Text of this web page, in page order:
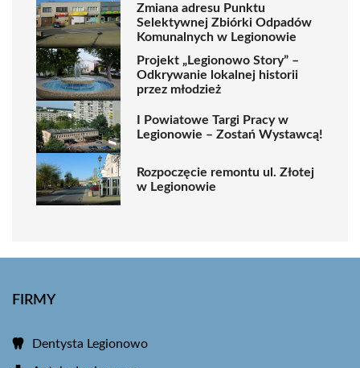
Zmiana adresu Punktu
Selektywnej Zbiórki Odpadów
Komunalnych w Legionowie
Projekt „Legionowo Story” –
Odkrywanie lokalnej historii
przez młodzież
I Powiatowe Targi Pracy w
Legionowie – Zostań Wystawcą!
Rozpoczęcie remontu ul. Złotej
w Legionowie
FIRMY
Dentysta Legionowo